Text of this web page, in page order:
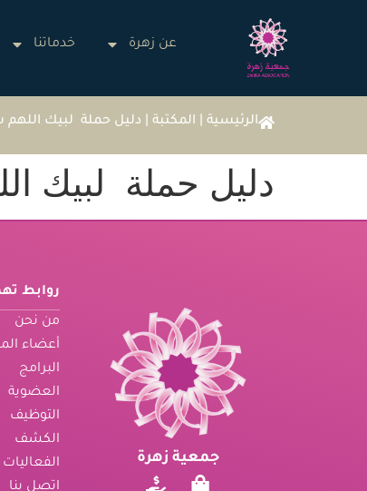
عن زهرة خدماتنا
الرئيسية المكتبة دليل حملة لبيك اللهم
دليل حملة لبيك
جمعية زهرة
روابط
من نحن
أعضاء
البرامج
العضوية
التوظيف
الكشف
الفعاليات
اتصل بنا